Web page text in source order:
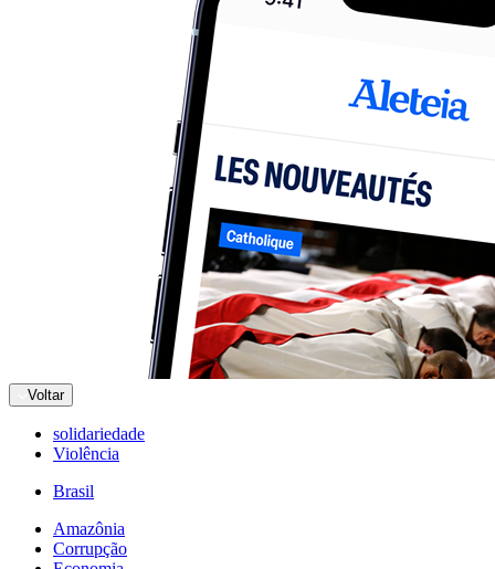
Voltar
solidariedade
Violência
Brasil
Amazônia
Corrupção